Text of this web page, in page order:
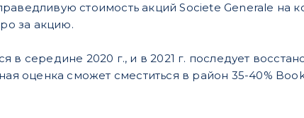
стоимость акций Societe Generale на
за акцию.
середине 2020 г., и в 2021 г. последует
оценка сможет сместиться в район 35-40% Book